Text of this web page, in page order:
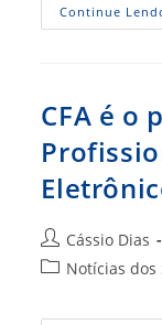
Continue
CFA é o
Autor
do
Cássio Dias
Categoria
post:
Notícias dos